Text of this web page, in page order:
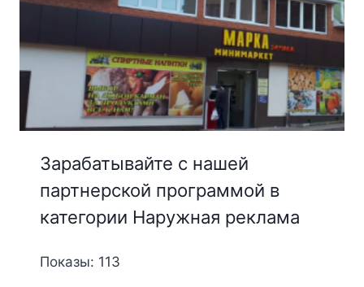
Зарабатывайте с нашей
партнерской программой в
категории Наружная реклама
Показы: 113